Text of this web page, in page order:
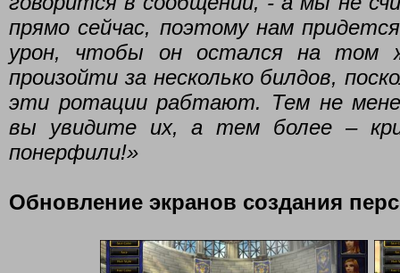
прямо сейчас, поэтому нам
урон, чтобы он остался на том
произойти за несколько билдов,
эти ротации рабтают. Тем не
вы увидите их, а тем более –
понерфили!»
Обновление экранов создания